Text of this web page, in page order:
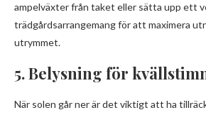
ampelväxter från taket eller sätta upp ett
trädgårdsarrangemang för att maximera
utrymmet.
5. Belysning för
När solen går ner är det viktigt att ha